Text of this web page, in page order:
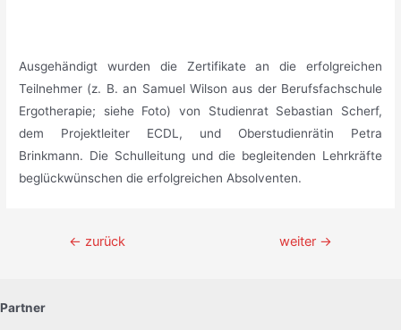
Ausgehändigt wurden die Zertifikate an die erfolgreichen
Teilnehmer (z. B. an Samuel Wilson aus der Berufsfachschule
Ergotherapie; siehe Foto) von Studienrat Sebastian Scherf,
dem Projektleiter ECDL, und Oberstudienrätin Petra
Brinkmann. Die Schulleitung und die begleitenden Lehrkräfte
beglückwünschen die erfolgreichen Absolventen.
Beitragsnavigation
← zurück weiter →
Partner